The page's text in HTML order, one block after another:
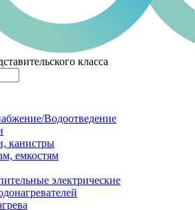
класса
Водоотведение
канистры
емкостям
электрические